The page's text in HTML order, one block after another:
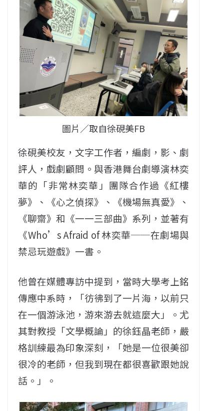
圖片／取自徐硯美FB
徐硯美校友，文字工作者，編劇，影、劇
評人，戲劇顧問。與香港舞台劇導演林奕
華的「非常林奕華」團隊合作過《紅樓
夢》、《心之偵探》、《機場無真愛》、
《聊齋》和《一一三部曲》系列，並著有
《Who’s Afraid of 林奕華──在劇場與
禁忌玩遊戲》一書。
他曾在媒體專訪中提到，當時大學考上銘
傳應中系時，「彷彿到了一片海，以前只
在一個游泳池，游來游去就這麼大」。尤
其對教授「文學概論」的徐鈺晶老師，嚴
格訓練最為印象深刻，「她是一位很美卻
很冷的老師，但我到現在都很喜歡跟她說
話。」。